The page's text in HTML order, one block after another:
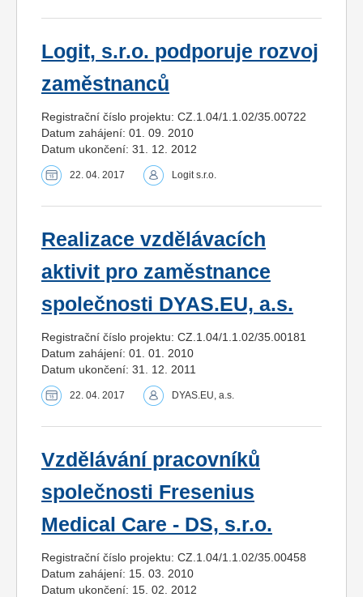
Logit, s.r.o. podporuje rozvoj
zaměstnanců
Registrační číslo projektu: CZ.1.04/1.1.02/35.00722
Datum zahájení: 01. 09. 2010
Datum ukončení: 31. 12. 2012
22. 04. 2017 Logit s.r.o.
Realizace vzdělávacích
aktivit pro zaměstnance
společnosti DYAS.EU, a.s.
Registrační číslo projektu: CZ.1.04/1.1.02/35.00181
Datum zahájení: 01. 01. 2010
Datum ukončení: 31. 12. 2011
22. 04. 2017 DYAS.EU, a.s.
Vzdělávání pracovníků
společnosti Fresenius
Medical Care - DS, s.r.o.
Registrační číslo projektu: CZ.1.04/1.1.02/35.00458
Datum zahájení: 15. 03. 2010
Datum ukončení: 15. 02. 2012